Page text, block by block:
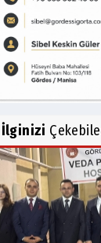
İlginizi